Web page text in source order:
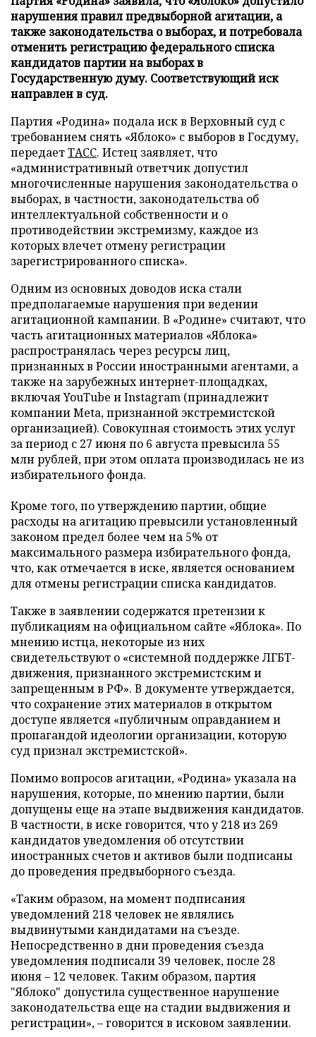
нарушения правил предвыборной агитации, а
также законодательства о выборах, и потребовала
отменить регистрацию федерального списка
кандидатов партии на выборах в
Государственную думу. Соответствующий иск
направлен в суд.
Партия «Родина» подала иск в Верховный суд с
требованием снять «Яблоко» с выборов в Госдуму,
передаетТАСС. Истец заявляет, что
«административный ответчик допустил
многочисленные нарушения законодательства о
выборах, в частности, законодательства об
интеллектуальной собственности и о
противодействии экстремизму, каждое из
которых влечет отмену регистрации
зарегистрированного списка».
Одним из основных доводов иска стали
предполагаемые нарушения при ведении
агитационной кампании. В «Родине» считают, что
часть агитационных материалов «Яблока»
распространялась через ресурсы лиц,
признанных в России иностранными агентами, а
также на зарубежных интернет-площадках,
включая YouTube и Instagram (принадлежит
компании Meta, признанной экстремистской
организацией). Совокупная стоимость этих услуг
за период с 27 июня по 6 августа превысила 55
млн рублей, при этом оплата производилась не из
избирательного фонда.
Кроме того, по утверждению партии, общие
расходы на агитацию превысили установленный
законом предел более чем на 5% от
максимального размера избирательного фонда,
что, как отмечается в иске, является основанием
для отмены регистрации списка кандидатов.
Также в заявлении содержатся претензии к
публикациям на официальном сайте «Яблока». По
мнению истца, некоторые из них
свидетельствуют о «системной поддержке ЛГБТ-
движения, признанного экстремистским и
запрещенным в РФ». В документе утверждается,
что сохранение этих материалов в открытом
доступе является «публичным оправданием и
пропагандой идеологии организации, которую
суд признал экстремистской».
Помимо вопросов агитации, «Родина» указала на
нарушения, которые, по мнению партии, были
допущены еще на этапе выдвижения кандидатов.
В частности, в иске говорится, что у 218 из 269
кандидатов уведомления об отсутствии
иностранных счетов и активов были подписаны
до проведения предвыборного съезда.
«Таким образом, на момент подписания
уведомлений 218 человек не являлись
выдвинутыми кандидатами на съезде.
Непосредственно в дни проведения съезда
уведомления подписали 39 человек, после 28
июня – 12 человек. Таким образом, партия
"Яблоко" допустила существенное нарушение
законодательства еще на стадии выдвижения и
регистрации», – говорится в исковом заявлении.